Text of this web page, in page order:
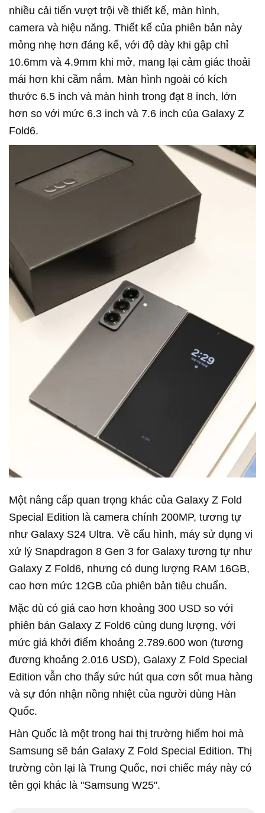
nhiều cải tiến vượt trội về thiết kế, màn hình,
camera và hiệu năng. Thiết kế của phiên bản này
mỏng nhẹ hơn đáng kể, với độ dày khi gập chỉ
10.6mm và 4.9mm khi mở, mang lại cảm giác thoải
mái hơn khi cầm nắm. Màn hình ngoài có kích
thước 6.5 inch và màn hình trong đạt 8 inch, lớn
hơn so với mức 6.3 inch và 7.6 inch của Galaxy Z
Fold6.
Một nâng cấp quan trọng khác của Galaxy Z Fold
Special Edition là camera chính 200MP, tương tự
như Galaxy S24 Ultra. Về cấu hình, máy sử dụng vi
xử lý Snapdragon 8 Gen 3 for Galaxy tương tự như
Galaxy Z Fold6, nhưng có dung lượng RAM 16GB,
cao hơn mức 12GB của phiên bản tiêu chuẩn.
Mặc dù có giá cao hơn khoảng 300 USD so với
phiên bản Galaxy Z Fold6 cùng dung lượng, với
mức giá khởi điểm khoảng 2.789.600 won (tương
đương khoảng 2.016 USD), Galaxy Z Fold Special
Edition vẫn cho thấy sức hút qua cơn sốt mua hàng
và sự đón nhận nồng nhiệt của người dùng Hàn
Quốc.
Hàn Quốc là một trong hai thị trường hiếm hoi mà
Samsung sẽ bán Galaxy Z Fold Special Edition. Thị
trường còn lại là Trung Quốc, nơi chiếc máy này có
tên gọi khác là "Samsung W25".